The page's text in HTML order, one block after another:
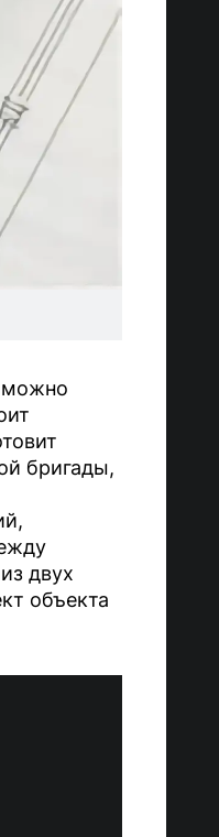
можно
бригады,
двух
объекта